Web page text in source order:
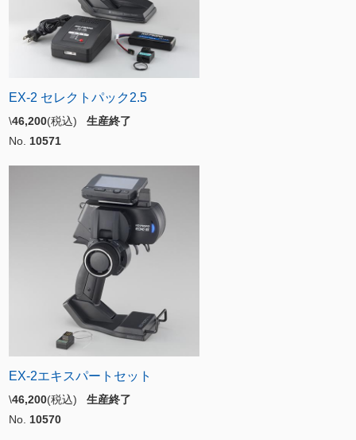
EX-2 セレクトパック2.5
\46,200(税込) 生産終了
No. 10571
EX-2エキスパートセット
\46,200(税込) 生産終了
No. 10570